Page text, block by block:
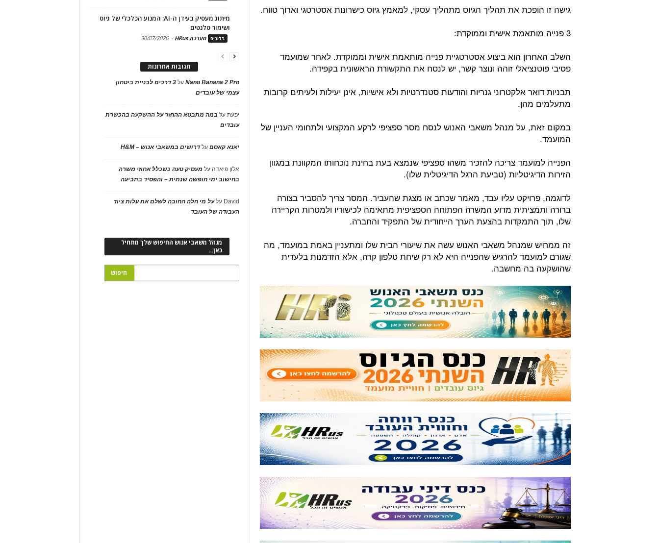
גישה זו הופכת את תהליך הגיוס מתהליך עסקי, למאמץ גיוס כישרונות אסטרטגי וארוך טווח.
3 פנייה מותאמת אישית וממוקדת:
השלב האחרון הוא ביצוע אסטרטגיית פנייה מותאמת אישית וממוקדת. לאחר שמועמד
פסיבי פוטנציאלי זוהה ונוצר קשר, יש לנסח את התקשורת הראשונית בקפידה.
תבניות דואר אלקטרוני גנריות והודעות סטנדרטיות ולא אישיות, אינן יעילות ולעיתים קרובות
מתעלמים מהן.
במקום זאת, על מנהל משאבי האנוש לנסח מסר ספציפי לרקע המקצועי ולתחומי העניין של
המועמד.
הפנייה למועמד צריכה להזכיר משהו ספציפי שנמצא בעת בחינת נוכחותו המקוונת במגוון
הזירות הדיגיטליות (טביעת הרגל הדיגיטלית שלו).
לדוגמה, פרויקט עליו עבד, מאמר שכתב או מצגת שהעביר. המסר צריך להסביר בצורה
ברורה ותמציתית מדוע המשרה הפתוחה הספציפית מתאימה לכישוריו ולמטרות הקריירה
שלו, תוך התמקדות בהצעת הערך הייחודית של התפקיד והחברה.
זה ממחיש שמנהל משאבי האנוש עשה את שיעורי הבית שלו ומתעניין באמת במועמד, מה
שגורם למועמד להרגיש שהפנייה היא לא רק שיחת טלפון קרה, אלא הזדמנות בלעדית
שהושקעה בה מחשבה.
מיתוג מעסיק בעידן ה-AI: המנוע הכלכלי של גיוס
ושימור טלנטים
בלוגים מערכת HRus -
30/07/2026
תגובות אחרונות
Nano Banana 2 Proעל
3 דרכים לבניית ביטחון
עצמי של עובדים
יפעתעל במה מתבטא ההחזר על ההשקעה בהכשרת
עובדים
יאנא קאסםעלדרושים במשאבי אנוש – H&M
אלון פיאדה על מעסיק טעה כשכלל אחוזי משרה
בחישוב ימי חופשה שנתית – והפסיד בתביעה
David עלעל מי חלה החובה לשלם את עלות ציוד
העבודה של העובד
מנהל משאבי אנוש החיפוש שלך מתחיל
כאן…